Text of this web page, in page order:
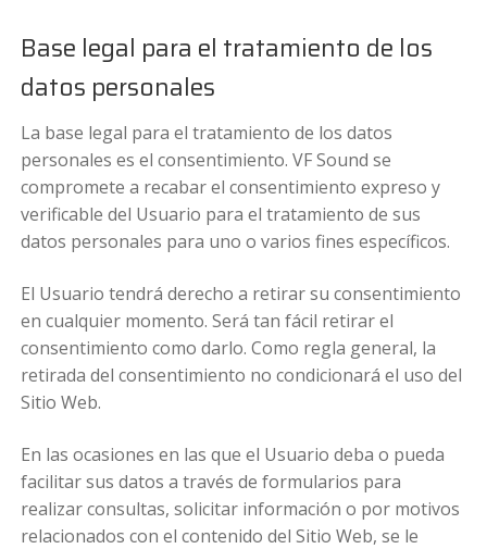
Base legal para el tratamiento de los
datos personales
La base legal para el tratamiento de los datos
personales es el consentimiento. VF Sound se
compromete a recabar el consentimiento expreso y
verificable del Usuario para el tratamiento de sus
datos personales para uno o varios fines específicos.
El Usuario tendrá derecho a retirar su consentimiento
en cualquier momento. Será tan fácil retirar el
consentimiento como darlo. Como regla general, la
retirada del consentimiento no condicionará el uso del
Sitio Web.
En las ocasiones en las que el Usuario deba o pueda
facilitar sus datos a través de formularios para
realizar consultas, solicitar información o por motivos
relacionados con el contenido del Sitio Web, se le